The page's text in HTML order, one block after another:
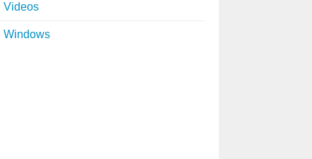
Videos
Windows